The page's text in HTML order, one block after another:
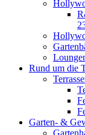
Rund um die
Garten- &